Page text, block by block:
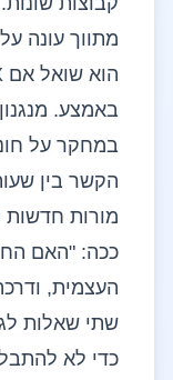
מתווך עונה
באמצע.
במחקר על
הקשר בין
מורות חדשות
ככה: "האם
העצמית,
שתי שאלות
כדי לא